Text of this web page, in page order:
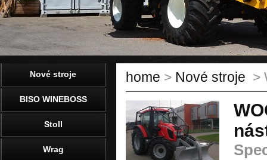
home > Nové stroje >
Nové stroje
BISO WINEBOSS
Stoll
Wrag